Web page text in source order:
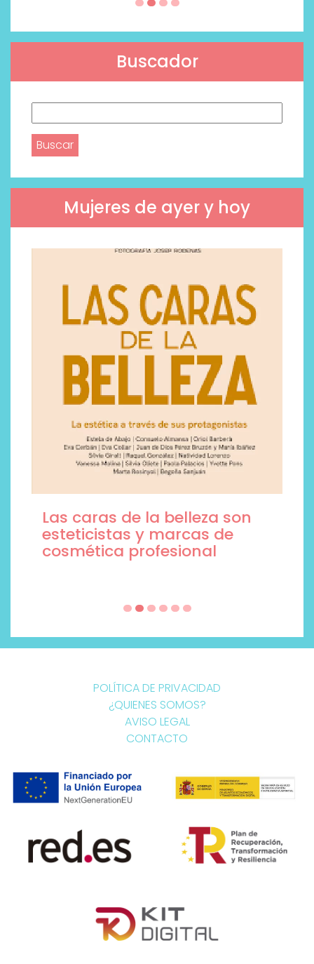
Buscador
Mujeres de ayer y hoy
Las caras de la belleza son
esteticistas y marcas de
cosmética profesional
POLÍTICA DE PRIVACIDAD
¿QUIENES SOMOS?
AVISO LEGAL
CONTACTO